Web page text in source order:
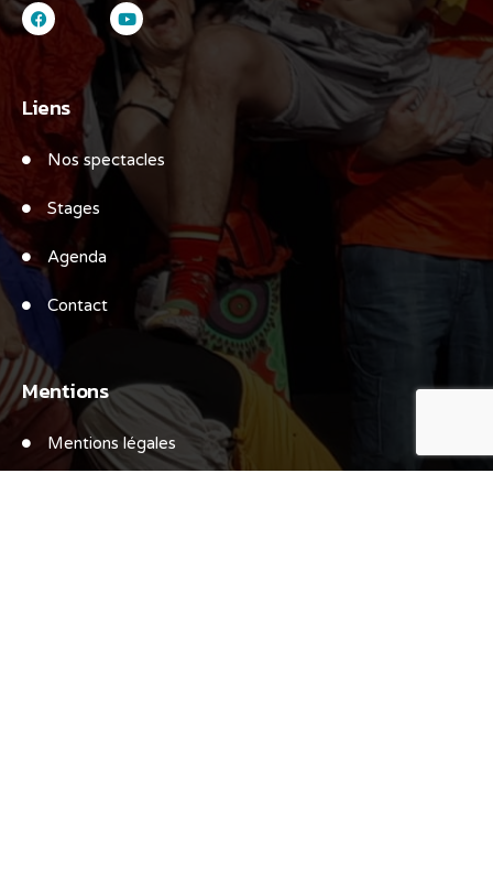
Liens
Nos spectacles
Stages
Agenda
Contact
Mentions
Mentions légales